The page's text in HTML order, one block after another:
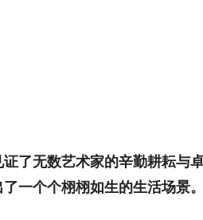
了无数艺术家的辛勤耕耘与
一个个栩栩如生的生活场景